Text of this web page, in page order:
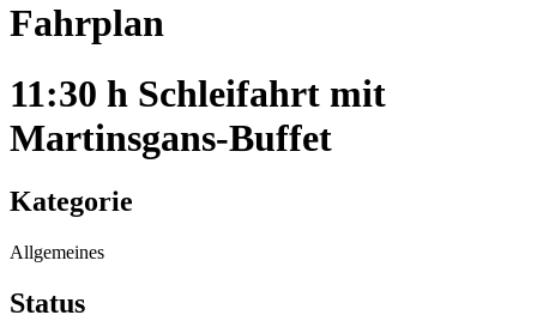
Fahrplan
11:30 h Schleifahrt mit
Martinsgans-Buffet
Kategorie
Allgemeines
Status